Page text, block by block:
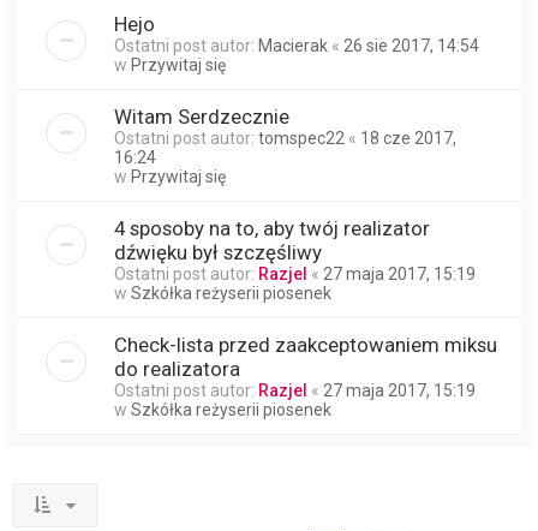
Hejo
Ostatni post autor: Macierak « 26 sie 2017, 14:54
w Przywitaj się
Witam Serdzecznie
Ostatni post autor: tomspec22 « 18 cze 2017,
16:24
w Przywitaj się
4 sposoby na to, aby twój realizator
dźwięku był szczęśliwy
Ostatni post autor: Razjel « 27 maja 2017, 15:19
w Szkółka reżyserii piosenek
Check-lista przed zaakceptowaniem miksu
do realizatora
Ostatni post autor: Razjel « 27 maja 2017, 15:19
w Szkółka reżyserii piosenek